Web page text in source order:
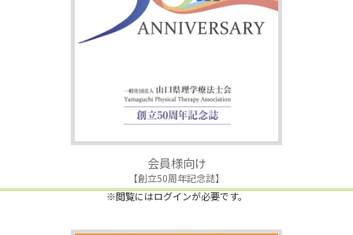
会員様向け
【創立50周年記念誌】
※閲覧にはログインが必要です。